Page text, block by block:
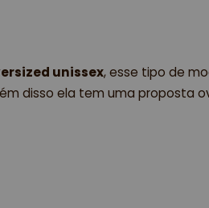
unissex, esse tipo de
disso ela tem uma proposta